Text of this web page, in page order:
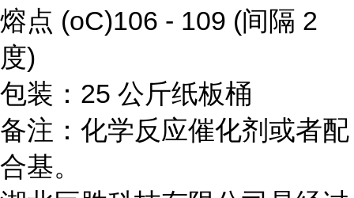
熔点 (oC)106 - 109 (间隔 2
度)
包装：25 公斤纸板桶
备注：化学反应催化剂或者配
合基。